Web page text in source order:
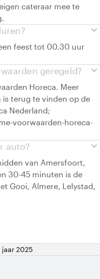
cateraar mee te
expand_more
feest tot 00.30 uur
expand_more
geregeld?
Horeca. Meer
terug te vinden op de
Nederland;
voorwaarden-horeca-
expand_more
auto?
van Amersfoort,
30-45 minuten is de
Gooi, Almere, Lelystad,
jaar 2025